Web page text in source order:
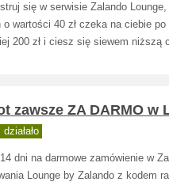
się w serwisie Zalando
o wartości 40 zł czeka na ciebie
200 zł i ciesz się siewem niższą
zawsze ZA DARMO w
dni na darmowe zamówienie w
Lounge by Zalando z kodem